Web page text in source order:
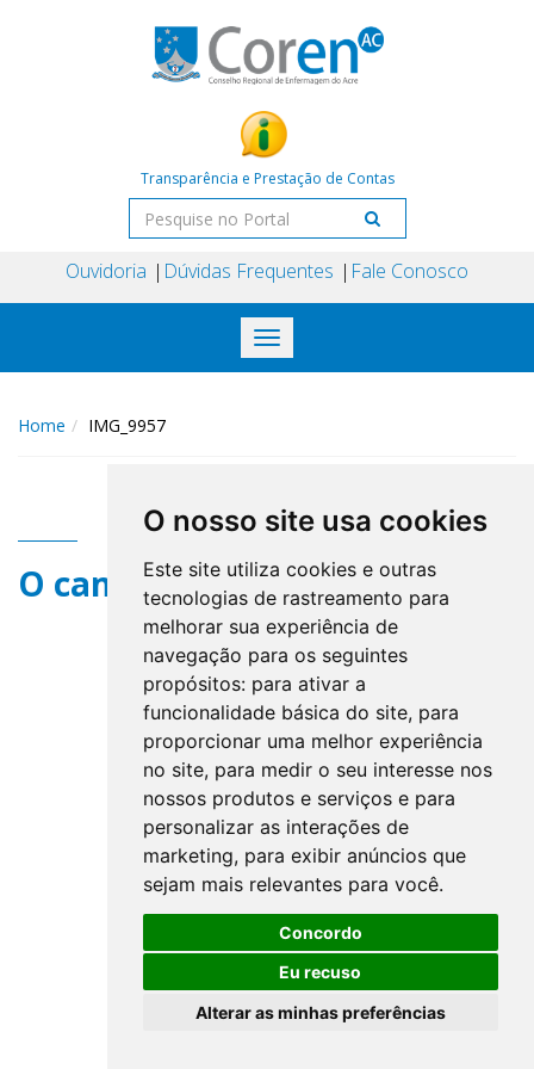
O nosso site usa cookies
Este site utiliza cookies e outras
tecnologias de rastreamento para
melhorar sua experiência de
navegação para os seguintes
propósitos: para ativar a
funcionalidade básica do site, para
proporcionar uma melhor experiência
no site, para medir o seu interesse nos
nossos produtos e serviços e para
personalizar as interações de
marketing, para exibir anúncios que
sejam mais relevantes para você.
Concordo
Eu recuso
Alterar as minhas preferências
Transparência e Prestação de Contas
Ouvidoria Dúvidas Frequentes Fale Conosco
Toggle
navigation
Home IMG_9957
O campo title não existe.